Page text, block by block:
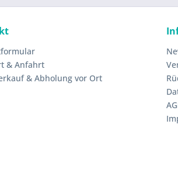
& Anfahrt
& Abholung vor Ort